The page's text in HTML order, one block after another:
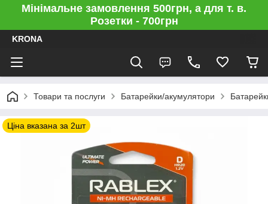
Мінімальне замовлення 500грн, а для т. в.
Розетки - 700грн
KRONA
Товари та послуги Батарейки/акумулятори
Ціна вказана за 2шт